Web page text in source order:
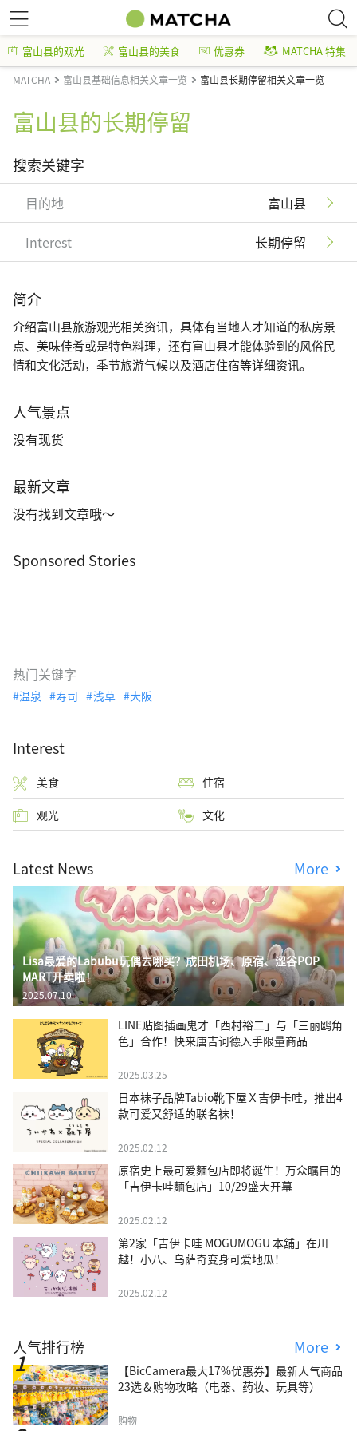
富山县的观光 富山县的美食 优惠券 MATCHA 特集
MATCHA 富山县基础信息相关文章一览 富山县长期停留相关文章一览
富山县的长期停留
搜索关键字
目的地 富山县
Interest 长期停留
简介
介绍富山县旅游观光相关资讯，具体有当地人才知道的私房景
点、美味佳肴或是特色料理，还有富山县才能体验到的风俗民
情和文化活动，季节旅游气候以及酒店住宿等详细资讯。
人气景点
没有现货
最新文章
没有找到文章哦～
Sponsored Stories
热门关键字
温泉 寿司 浅草 大阪
Interest
美食 住宿
观光 文化
Latest News More
Lisa最爱的Labubu玩偶去哪买？成田机场、原宿、涩谷POP
MART开卖啦！
2025.07.10
LINE贴图插画鬼才「西村裕二」与「三丽鸥角
色」合作！快来唐吉诃德入手限量商品
2025.03.25
日本袜子品牌Tabio靴下屋Ｘ吉伊卡哇，推出4
款可爱又舒适的联名袜！
2025.02.12
原宿史上最可爱麵包店即将诞生！万众瞩目的
「吉伊卡哇麵包店」10/29盛大开幕
2025.02.12
第2家「吉伊卡哇 MOGUMOGU 本舖」在川
越！小八、乌萨奇变身可爱地瓜！
2025.02.12
人气排行榜 More
【BicCamera最大17%优惠券】最新人气商品
23选＆购物攻略（电器、药妆、玩具等）
购物